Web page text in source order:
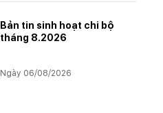
Bản tin sinh hoạt chi bộ
tháng 8.2026
Ngày 06/08/2026